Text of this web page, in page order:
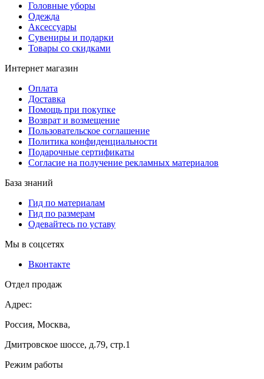
Головные уборы
Одежда
Аксессуары
Сувениры и подарки
Товары со скидками
Интернет магазин
Оплата
Доставка
Помощь при покупке
Возврат и возмещение
Пользовательское соглашение
Политика конфиденциальности
Подарочные сертификаты
Согласие на получение рекламных материалов
База знаний
Гид по материалам
Гид по размерам
Одевайтесь по уставу
Мы в соцсетях
Вконтакте
Отдел продаж
Адрес:
Россия, Москва,
Дмитровское шоссе, д.79, стр.1
Режим работы